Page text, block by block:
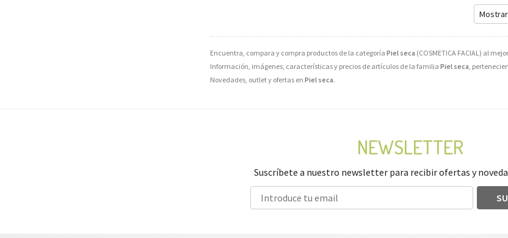
Encuentra, compara y compra productos de la categoría Piel seca (COSMETICA FACIAL) al
Información, imágenes, características y precios de artículos de la familia Piel seca,
Novedades, outlet y ofertas en Piel seca.
NEWSLETTER
Suscríbete a nuestro newsletter para recibir ofertas y